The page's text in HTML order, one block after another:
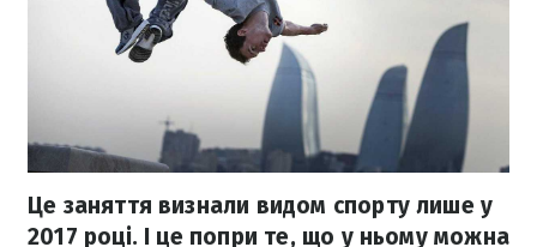
Це заняття визнали видом спорту лише у
2017 році. І це попри те, що у ньому можна